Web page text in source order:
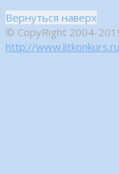
Вернуться наверх
© CopyRight 2004-
http://